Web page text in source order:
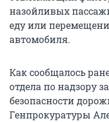
назойливых
еду или
автомобиля.
Как сообщалось
отдела по надзору
безопасности
Генпрокуратуры